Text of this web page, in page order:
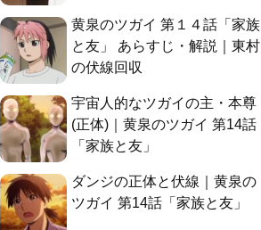
黄泉のツガイ 第１４話「家族
と友」 あらすじ・解説｜東村
の伏線回収
宇宙人的なツガイの主・本尊
(正体)｜黄泉のツガイ 第14話
「家族と友」
ダンジの正体と伏線｜黄泉の
ツガイ 第14話「家族と友」